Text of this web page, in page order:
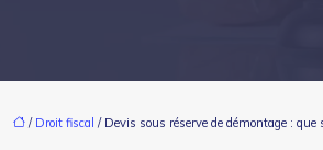
/ Droit fiscal / Devis sous réserve de démontage :